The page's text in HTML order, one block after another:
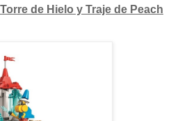
de Hielo y Traje de Peach